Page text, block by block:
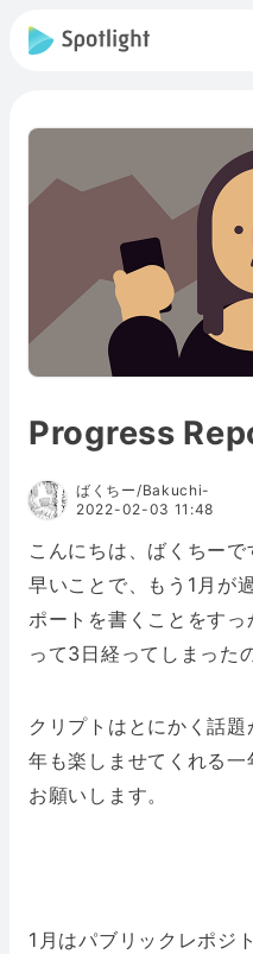
Progress
ばくちー/Bakuchi-
2022-02-03 11:48
こんにちは、ばくちーで
早いことで、もう1月が
ポートを書くことをす
って3日経ってしまった
クリプトはとにかく話
年も楽しませてくれる一
お願いします。
1月はパブリックレポジ